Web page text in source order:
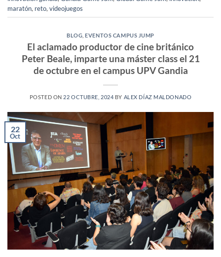
maratón, reto, videojuegos
BLOG ,EVENTOS CAMPUS JUMP
El aclamado productor de cine británico
Peter Beale, imparte una máster class el 21
de octubre en el campus UPV Gandia
POSTED ON 22 OCTUBRE, 2024 BY ALEX DÍAZ MALDONADO
22
Oct